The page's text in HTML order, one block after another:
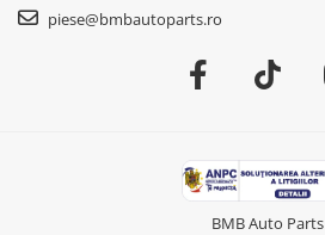
piese@bmbautoparts.ro
BMB Auto Parts